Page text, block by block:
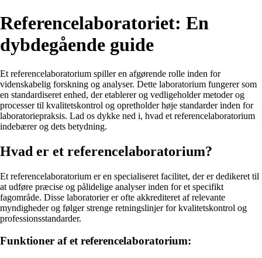
Referencelaboratoriet: En
dybdegående guide
Et referencelaboratorium spiller en afgørende rolle inden for
videnskabelig forskning og analyser. Dette laboratorium fungerer som
en standardiseret enhed, der etablerer og vedligeholder metoder og
processer til kvalitetskontrol og opretholder høje standarder inden for
laboratoriepraksis. Lad os dykke ned i, hvad et referencelaboratorium
indebærer og dets betydning.
Hvad er et referencelaboratorium?
Et referencelaboratorium er en specialiseret facilitet, der er dedikeret til
at udføre præcise og pålidelige analyser inden for et specifikt
fagområde. Disse laboratorier er ofte akkrediteret af relevante
myndigheder og følger strenge retningslinjer for kvalitetskontrol og
professionsstandarder.
Funktioner af et referencelaboratorium: